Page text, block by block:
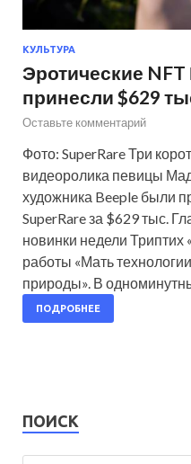
КУЛЬТУРА
Эротические
принесли $629
Оставьте комментарий
Фото: SuperRare Три
видеоролика певицы
художника Beeple были
SuperRare за $629 тыс.
новинки недели Триптих
работы «Мать
природы». В
ПОДРОБНЕЕ
ПОИСК